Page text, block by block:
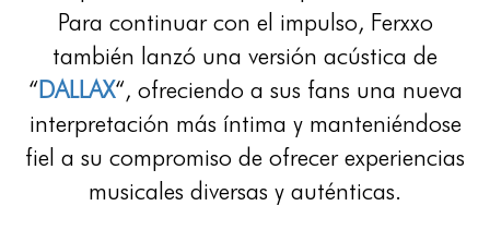
Para continuar con el impulso, Ferxxo
también lanzó una versión acústica de
“DALLAX“, ofreciendo a sus fans una nueva
interpretación más íntima y manteniéndose
fiel a su compromiso de ofrecer experiencias
musicales diversas y auténticas.